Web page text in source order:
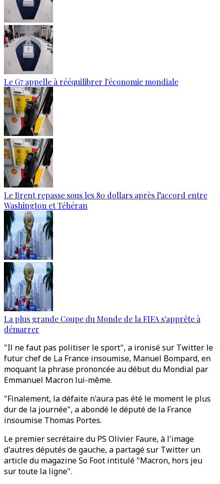
Le G7 appelle à rééquilibrer l'économie mondiale
Le Brent repasse sous les 80 dollars après l’accord entre
Washington et Téhéran
La plus grande Coupe du Monde de la FIFA s'apprête à
démarrer
"Il ne faut pas politiser le sport", a ironisé sur Twitter le
futur chef de La France insoumise, Manuel Bompard, en
moquant la phrase prononcée au début du Mondial par
Emmanuel Macron lui-même.
"Finalement, la défaite n'aura pas été le moment le plus
dur de la journée", a abondé le député de la France
insoumise Thomas Portes.
Le premier secrétaire du PS Olivier Faure, à l'image
d'autres députés de gauche, a partagé sur Twitter un
article du magazine So Foot intitulé "Macron, hors jeu
sur toute la ligne".